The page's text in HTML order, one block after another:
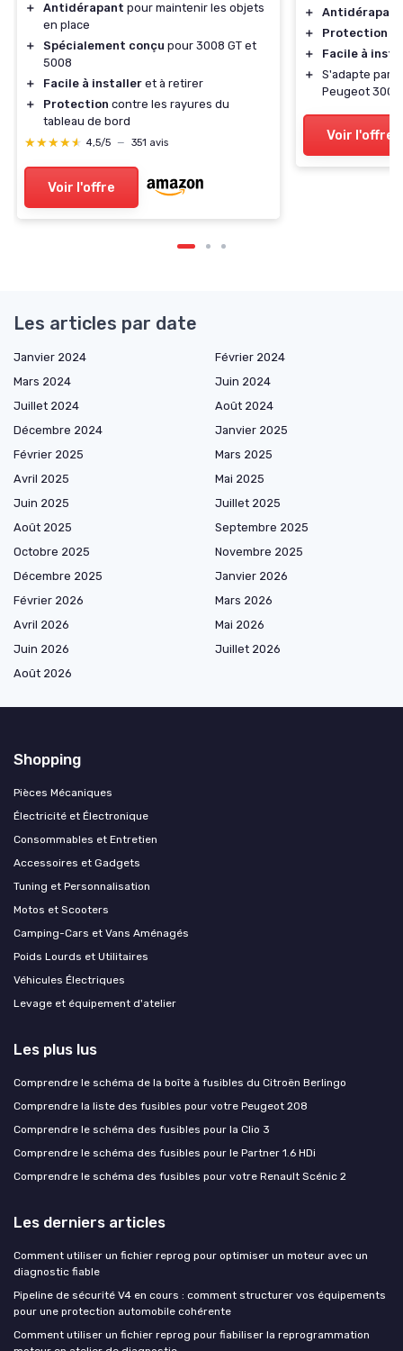
＋ Antidérapant pour maintenir les objets
en place
＋
Spécialement conçu pour 3008 GT et
5008
＋
Facile à installer et à retirer
＋
Protection contre les rayures du
tableau de bord
★★★★★
★★★★★ 4,5/5 — 351 avis
Voir l'offre
＋
Antidérapant
＋
Protection
＋
Facile à
＋
S'adapte
Peugeot 3008
Voir l'offre
Les articles par date
Janvier 2024
Février 2024
Mars 2024
Juin 2024
Juillet 2024
Août 2024
Décembre 2024
Janvier 2025
Février 2025
Mars 2025
Avril 2025
Mai 2025
Juin 2025
Juillet 2025
Août 2025
Septembre 2025
Octobre 2025
Novembre 2025
Décembre 2025
Janvier 2026
Février 2026
Mars 2026
Avril 2026
Mai 2026
Juin 2026
Juillet 2026
Août 2026
Shopping
Pièces Mécaniques
Électricité et Électronique
Consommables et Entretien
Accessoires et Gadgets
Tuning et Personnalisation
Motos et Scooters
Camping-Cars et Vans Aménagés
Poids Lourds et Utilitaires
Véhicules Électriques
Levage et équipement d'atelier
Les plus lus
Comprendre le schéma de la boîte à fusibles du Citroën Berlingo
Comprendre la liste des fusibles pour votre Peugeot 208
Comprendre le schéma des fusibles pour la Clio 3
Comprendre le schéma des fusibles pour le Partner 1.6 HDi
Comprendre le schéma des fusibles pour votre Renault Scénic 2
Les derniers articles
Comment utiliser un fichier reprog pour optimiser un moteur avec un
diagnostic fiable
Pipeline de sécurité V4 en cours : comment structurer vos équipements
pour une protection automobile cohérente
Comment utiliser un fichier reprog pour fiabiliser la reprogrammation